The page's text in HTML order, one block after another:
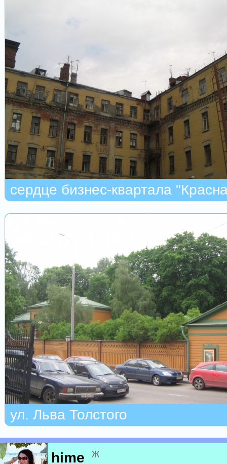
сердце бизнес-квартала
ул. Льва Толстого
hime ж